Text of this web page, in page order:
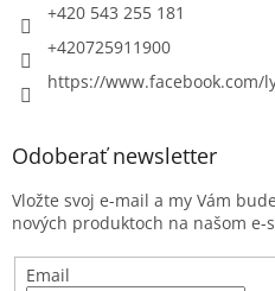
+420 543 255 181
+420725911900
https://www.facebook.com/
Odoberať newsletter
Vložte svoj e-mail a my Vám
nových produktoch na našom e-
Email